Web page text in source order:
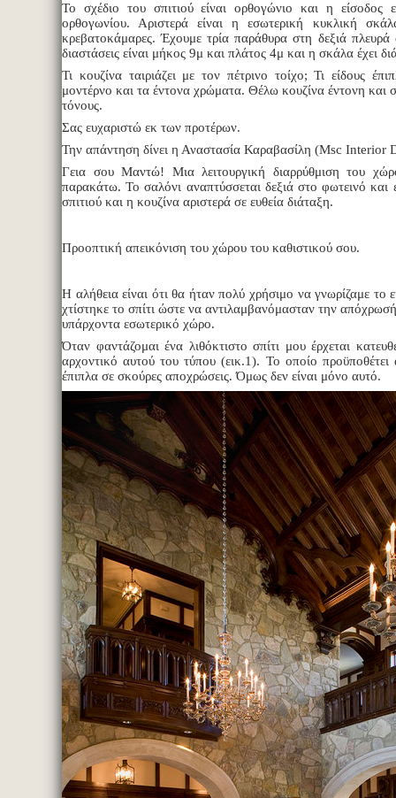
Το σχέδιο του σπιτιού είναι ορθογώνιο και η είσοδος
ορθογωνίου. Αριστερά είναι η εσωτερική κυκλική
κρεβατοκάμαρες. Έχουμε τρία παράθυρα στη δεξιά
διαστάσεις είναι μήκος 9μ και πλάτος 4μ και η σκάλα έχει
Τι κουζίνα ταιριάζει με τον πέτρινο τοίχο; Τι είδους
μοντέρνο και τα έντονα χρώματα. Θέλω κουζίνα έντονη και
τόνους.
Σας ευχαριστώ εκ των προτέρων.
Την απάντηση δίνει η Αναστασία Καραβασίλη (Msc Interior
Γεια σου Μαντώ! Μια λειτουργική διαρρύθμιση του
παρακάτω. Το σαλόνι αναπτύσσεται δεξιά στο φωτεινό και
σπιτιού και η κουζίνα αριστερά σε ευθεία διάταξη.
Προοπτική απεικόνιση του χώρου του καθιστικού σου.
Η αλήθεια είναι ότι θα ήταν πολύ χρήσιμο να γνωρίζαμε το
χτίστηκε το σπίτι ώστε να αντιλαμβανόμασταν την
υπάρχοντα εσωτερικό χώρο.
Όταν φαντάζομαι ένα λιθόκτιστο σπίτι μου έρχεται
αρχοντικό αυτού του τύπου (εικ.1). Το οποίο προϋποθέτει
έπιπλα σε σκούρες αποχρώσεις. Όμως δεν είναι μόνο αυτό.